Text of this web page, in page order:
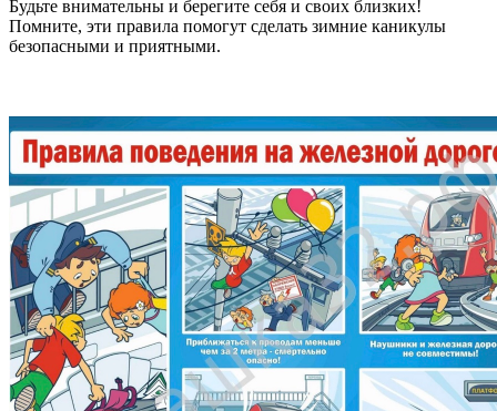
Будьте внимательны и берегите себя и своих близких!
Помните, эти правила помогут сделать зимние каникулы
безопасными и приятными.